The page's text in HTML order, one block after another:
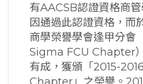
有AACSB認證資格商
因通過此認證資格，而
商學榮譽學會逢甲分
Sigma FCU Chapter
有成，獲頒「2015-